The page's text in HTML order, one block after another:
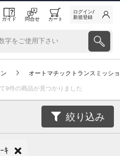
ガイド 問合せ カート
ログイン/
新規登録
オートマチックトランスミッショ
9件の商品が見つかりました
絞り込み
ｷ